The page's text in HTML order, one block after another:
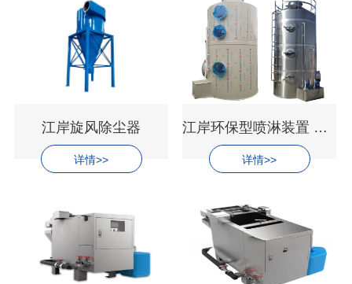
江岸旋风除尘器
详情>>
江岸环保型喷淋装置 STL-PL-系列
详情>>